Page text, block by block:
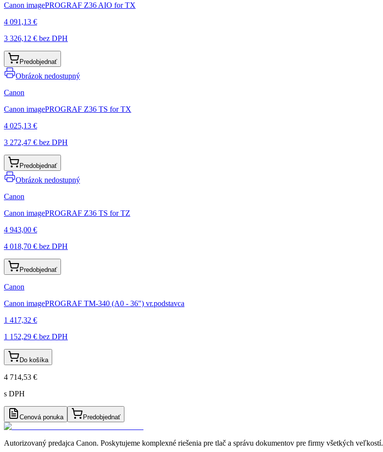
Canon imagePROGRAF Z36 AIO for TX
4 091,13 €
3 326,12 € bez DPH
Predobjednať
Obrázok nedostupný
Canon
Canon imagePROGRAF Z36 TS for TX
4 025,13 €
3 272,47 € bez DPH
Predobjednať
Obrázok nedostupný
Canon
Canon imagePROGRAF Z36 TS for TZ
4 943,00 €
4 018,70 € bez DPH
Predobjednať
Canon
Canon imagePROGRAF TM-340 (A0 - 36") vr.podstavca
1 417,32 €
1 152,29 € bez DPH
Do košíka
4 714,53 €
s DPH
Cenová ponuka Predobjednať
Autorizovaný predajca Canon. Poskytujeme komplexné riešenia pre tlač a správu dokumentov pre firmy všetkých veľkostí.